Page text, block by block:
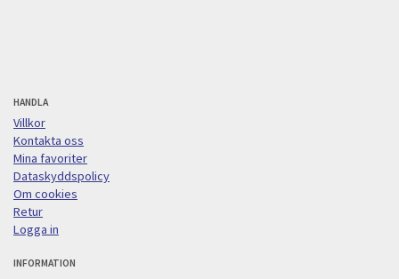
HANDLA
Villkor
Kontakta oss
Mina favoriter
Dataskyddspolicy
Om cookies
Retur
Logga in
INFORMATION